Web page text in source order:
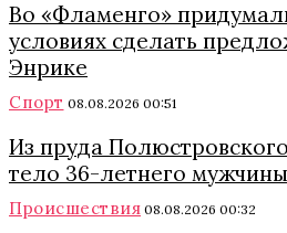
Во «Фламенго»
условиях сделать
Энрике
Спорт 08.08.2026 00:51
Из пруда
тело 36-летнего мужчины
Происшествия 08.08.2026 00:32